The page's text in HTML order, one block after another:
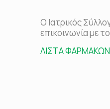
Ο Ιατρικός
επικοινωνία με
ΛΙΣΤΑ ΦΑΡΜΑΚΩΝ